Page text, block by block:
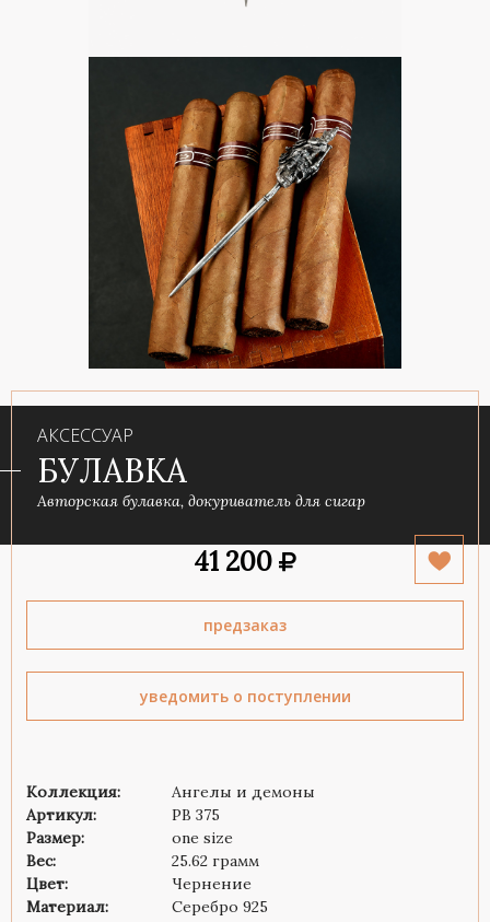
АКСЕССУАР
БУЛАВКА
Авторская булавка, докуриватель для сигар
41 200
предзаказ
уведомить о поступлении
Коллекция:
Ангелы и демоны
Артикул:
PB 375
Размер:
one size
Вес:
25.62 грамм
Цвет:
Чернение
Материал:
Серебро 925